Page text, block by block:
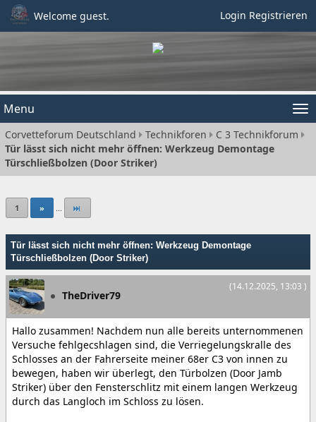
Welcome guest. Login Registrieren
Menu
Corvetteforum Deutschland Technikforen
C 3 Technikforum
Tür lässt sich nicht mehr öffnen: Werkzeug Demontage
Türschließbolzen (Door Striker)
1 » ...
Tür lässt sich nicht mehr öffnen: Werkzeug Demontage
Türschließbolzen (Door Striker)
(14.12.2025, 13:03 )
TheDriver79
Hallo zusammen! Nachdem nun alle bereits unternommenen
Versuche fehlgecshlagen sind, die Verriegelungskralle des
Schlosses an der Fahrerseite meiner 68er C3 von innen zu
bewegen, haben wir überlegt, den Türbolzen (Door Jamb
Striker) über den Fensterschlitz mit einem langen Werkzeug
durch das Langloch im Schloss zu lösen.